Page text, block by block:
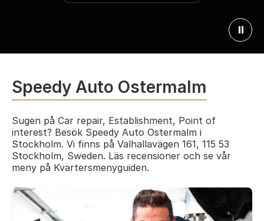
⏸
Speedy Auto Ostermalm
Sugen på Car repair, Establishment, Point of
interest? Besök Speedy Auto Ostermalm i
Stockholm. Vi finns på Valhallavägen 161, 115 53
Stockholm, Sweden. Läs recensioner och se vår
meny på Kvartersmenyguiden.